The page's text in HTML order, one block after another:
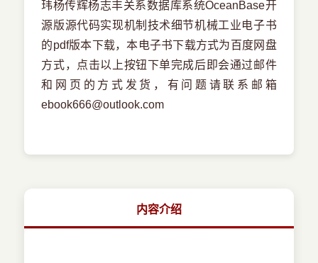
玮杨传辉杨志丰关系数据库系统OceanBase开
源版源代码实现机制技术细节机械工业电子书
的pdf版本下载，本电子书下载方式为百度网盘
方式，点击以上按钮下单完成后即会通过邮件
和网页的方式发货，有问题请联系邮箱
ebook666@outlook.com
内容介绍